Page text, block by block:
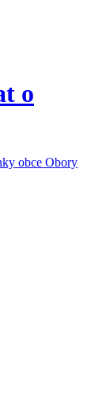
o